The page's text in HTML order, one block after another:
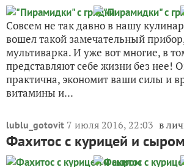
Совсем не так давно в нашу
вошел такой замечательный
мультиварка. И уже вот многие, в
представляют себе жизни без нее!
практична, экономит ваши силы и
витамины и...
lublu_gotovit 7 июля 2016, 22:03 в
Фахитос с курицей и сыром